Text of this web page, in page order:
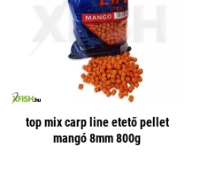
top mix carp line etető pellet
mangó 8mm 800g